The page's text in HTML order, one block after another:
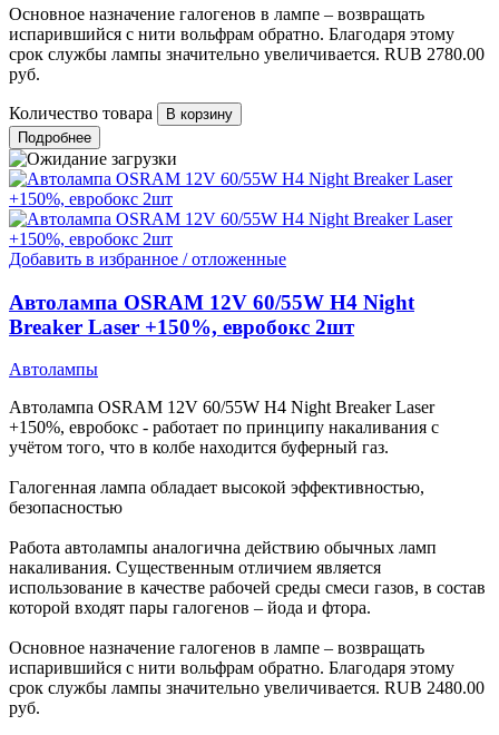
Основное назначение галогенов в лампе – возвращать
испарившийся с нити вольфрам обратно. Благодаря этому
срок службы лампы значительно увеличивается. RUB 2780.00
руб.
Количество товара
Подробнее
Добавить в избранное / отложенные
Автолампа OSRAM 12V 60/55W H4 Night
Breaker Laser +150%, евробокс 2шт
Автолампы
Автолампа OSRAM 12V 60/55W H4 Night Breaker Laser
+150%, евробокс - работает по принципу накаливания с
учётом того, что в колбе находится буферный газ.
Галогенная лампа обладает высокой эффективностью,
безопасностью
Работа автолампы аналогична действию обычных ламп
накаливания. Существенным отличием является
использование в качестве рабочей среды смеси газов, в состав
которой входят пары галогенов – йода и фтора.
Основное назначение галогенов в лампе – возвращать
испарившийся с нити вольфрам обратно. Благодаря этому
срок службы лампы значительно увеличивается. RUB 2480.00
руб.